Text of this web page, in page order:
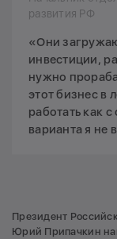
развития РФ
«Они
инвестиции,
нужно
этот бизнес в
работать как
варианта я не
Президент
Юрий Припачкин